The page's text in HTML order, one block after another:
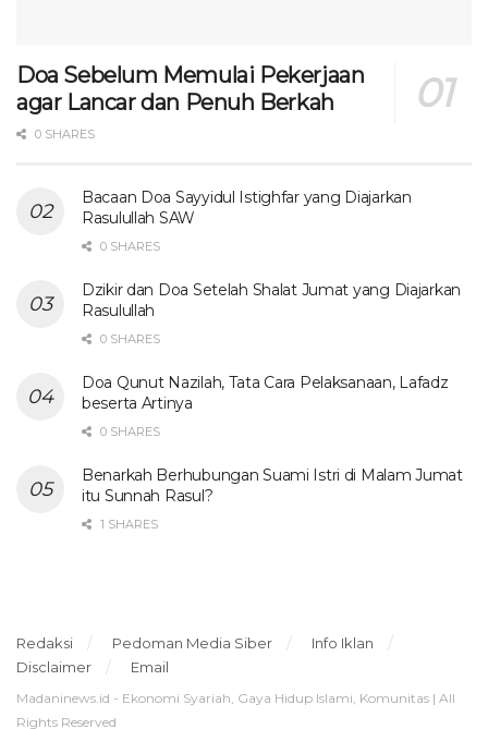
Doa Sebelum Memulai Pekerjaan
agar Lancar dan Penuh Berkah
0 SHARES
Bacaan Doa Sayyidul Istighfar yang Diajarkan
Rasulullah SAW
0 SHARES
Dzikir dan Doa Setelah Shalat Jumat yang Diajarkan
Rasulullah
0 SHARES
Doa Qunut Nazilah, Tata Cara Pelaksanaan, Lafadz
beserta Artinya
0 SHARES
Benarkah Berhubungan Suami Istri di Malam Jumat
itu Sunnah Rasul?
1 SHARES
Redaksi Pedoman Media Siber
Info Iklan
Disclaimer
Email
Madaninews.id - Ekonomi Syariah, Gaya Hidup Islami, Komunitas | All
Rights Reserved